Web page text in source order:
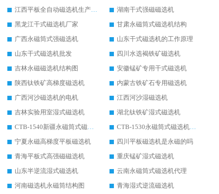
江西平板全自动磁选机生产厂家
湖南干式强磁磁选机
黑龙江干式磁选机厂家
甘肃永磁筒式磁选机结构
广西永磁筒式强磁选机
山东干式磁选机的工作原理
山东干式磁选机批发
四川水选褐铁矿磁选机
吉林永磁磁选机结构图
安徽锰矿专用干式磁选机
陕西钛铁矿高梯度磁选机
内蒙古铁矿石专用磁选机
广西河沙磁选机的电机
江西河沙湿磁选机
吉林实验用室湿式磁选机
湖北钛铁矿湿式磁选机
CTB-1540新疆永磁筒式磁选机
CTB-1530永磁筒式磁选机代理商
宁夏永磁高梯度平板磁选机
四川平板磁选机是永磁的吗
青海平板式高强磁磁选机
重庆锰矿湿式磁选机
山东半逆流湿式磁选机
云南永磁筒式磁选机代理
河南磁选机永磁筒结构图
青海湿式逆流磁选机